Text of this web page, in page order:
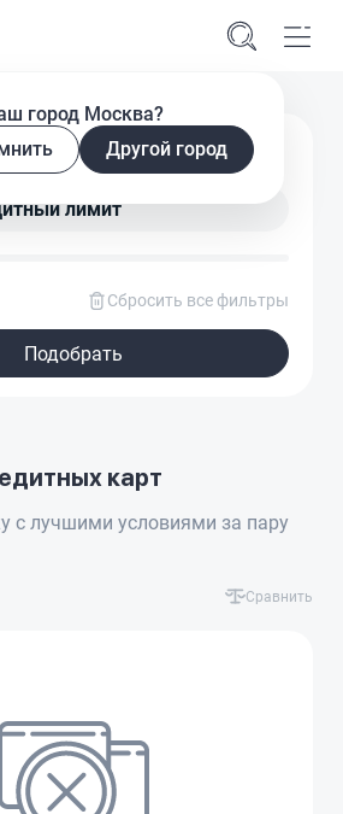
город Москва?
Другой город
кредитную карту
лимит
Сбросить все фильтры
Подобрать
карт
с лучшими условиями за пару
Сравнить